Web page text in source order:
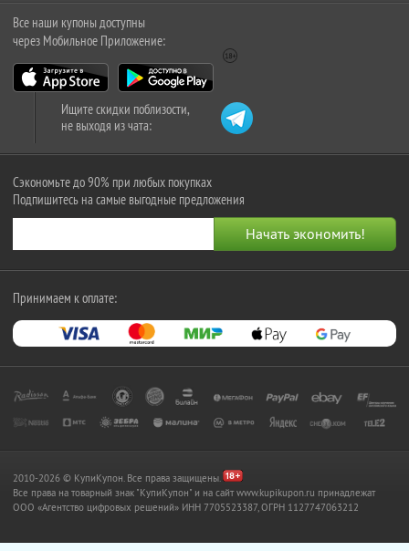
Все наши купоны доступны
через Мобильное Приложение:
Ищите скидки поблизости,
не выходя из чата:
Сэкономьте до 90% при любых покупках
Подпишитесь на самые выгодные предложения
Принимаем к оплате:
2010-2026 © КупиКупон. Все права защищены.
Все права на товарный знак "КупиКупон" и на сайт www.kupikupon.ru принадлежат
OOO «Агентство цифровых решений» ИНН 7705523387, ОГРН 1127747063212